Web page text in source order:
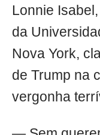
Lonnie
da
Nova York,
de Trump na
vergonha